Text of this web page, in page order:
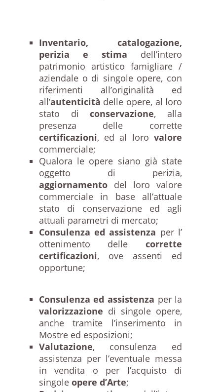
Inventario, catalogazione,
perizia e stima dell’intero
patrimonio artistico famigliare /
aziendale o di singole opere, con
riferimenti all’originalità ed
all’autenticità delle opere, al loro
stato diconservazione, alla
presenza delle corrette
certificazioni, ed al lorovalore
commerciale;
Qualora le opere siano già state
oggetto di perizia,
aggiornamentodel loro valore
commerciale in base all’attuale
stato di conservazione ed agli
attuali parametri di mercato;
Consulenza ed assistenza per l’
ottenimento delle corrette
certificazioni, ove assenti ed
opportune;
Consulenza ed assistenza per la
valorizzazione di singole opere,
anche tramite l’inserimento in
Mostre ed esposizioni;
Valutazione, consulenza ed
assistenza per l’eventuale messa
in vendita o per l’acquisto di
singoleopere d’Arte;